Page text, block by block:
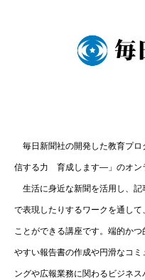
毎日新聞社の開発した教育プ
信する力 育成します―」のオン
生活に身近な新聞を活用し、記
で表現したりするワークを通し
ことができる講座です。端的か
やすい報告書の作成や円滑なコ
ングや広報業務に関わるビジネ